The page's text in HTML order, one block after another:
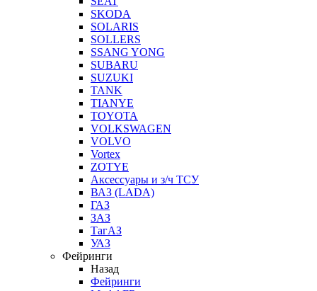
SKODA
SOLARIS
SOLLERS
SSANG YONG
SUBARU
SUZUKI
TANK
TIANYE
TOYOTA
VOLKSWAGEN
VOLVO
Vortex
ZOTYE
Аксессуары и з/ч ТСУ
ВАЗ (LADA)
ГАЗ
ЗАЗ
ТагАЗ
УАЗ
Фейринги
Назад
Фейринги